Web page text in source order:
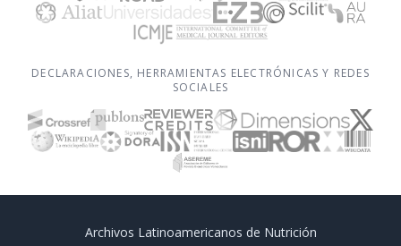
DECLARACIONES, HERRAMIENTAS ELECTRÓNICAS Y REDES
SOCIALES
Archivos Latinoamericanos de Nutrición